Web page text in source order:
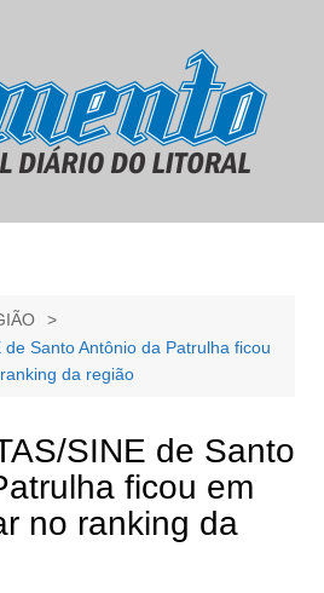
de Santo Antônio da Patrulha ficou
da região
SINE de Santo
ficou em
no ranking da